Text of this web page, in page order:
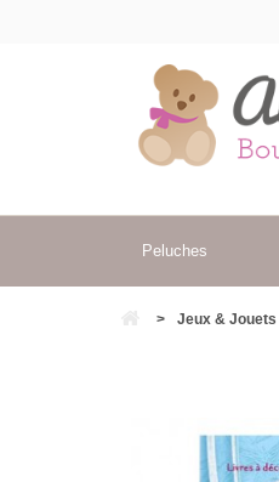
Peluches
> Jeux & Jouets